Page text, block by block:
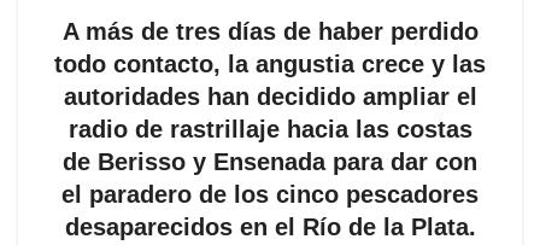
A más de tres días de haber perdido
todo contacto, la angustia crece y las
autoridades han decidido ampliar el
radio de rastrillaje hacia las costas
de Berisso y Ensenada para dar con
el paradero de los cinco pescadores
desaparecidos en el Río de la Plata.